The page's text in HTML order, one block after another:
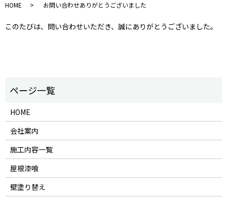
HOME お問い合わせありがとうございました
このたびは、問い合わせいただき、誠にありがとうございました。
HOME
会社案内
施工内容一覧
屋根漆喰
壁塗り替え